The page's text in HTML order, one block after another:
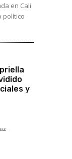
en Cali
político
y
-